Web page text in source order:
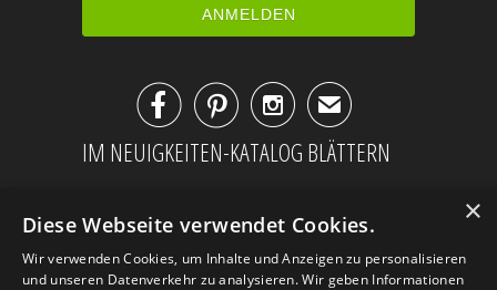
✉
IM NEUIGKEITEN-KATALOG BLÄTTERN
×
Diese Webseite verwendet Cookies.
Wir verwenden Cookies, um Inhalte und Anzeigen zu personalisieren
und unseren Datenverkehr zu analysieren. Wir geben Informationen